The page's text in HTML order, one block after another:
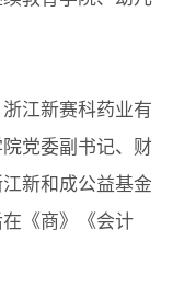
江新赛科药业有
党委副书记、财
新和成公益基金
《商》《会计